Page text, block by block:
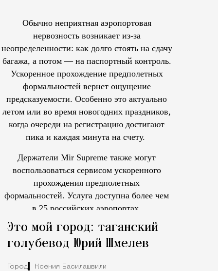
Обычно неприятная аэропортовая
нервозность возникает из-за
неопределенности: как долго стоять на сдачу
багажа, а потом — на паспортный контроль.
Ускоренное прохождение предполетных
формальностей вернет ощущение
предсказуемости. Особенно это актуально
летом или во время новогодних праздников,
когда очереди на регистрацию достигают
пика и каждая минута на счету.
Держатели Mir Supreme также могут
воспользоваться сервисом ускоренного
прохождения предполетных
формальностей. Услуга доступна более чем
в 25 российских аэропортах.
Это мой город: таганский
голубевод Юрий Шмелев
Город Ксения Басилашвили